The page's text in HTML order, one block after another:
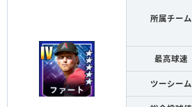
所属チーム
最高球速
ツーシーム